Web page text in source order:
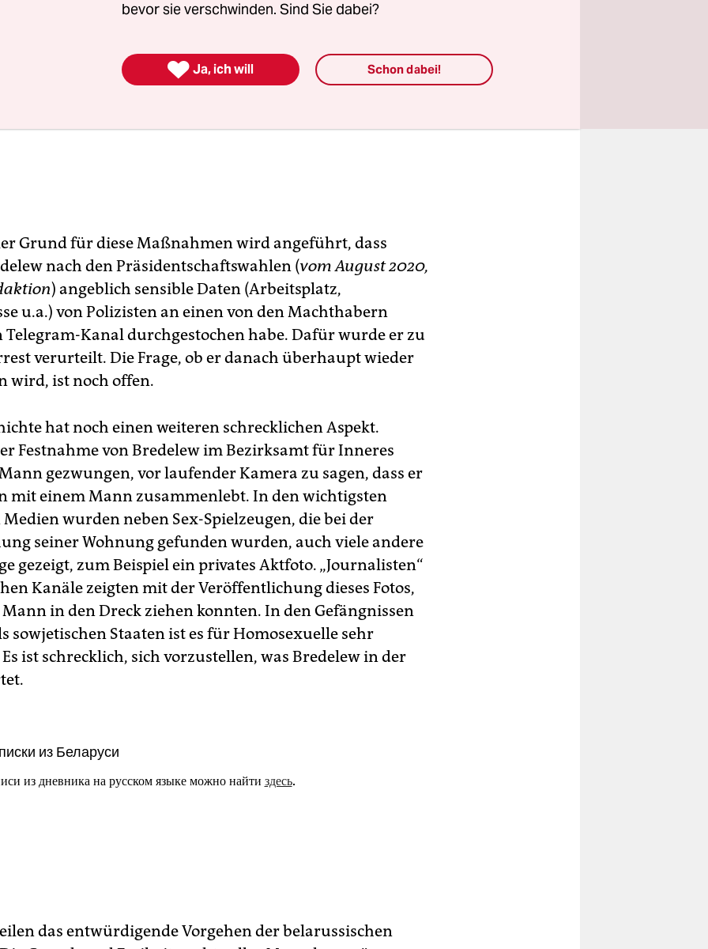
alt, lebt in Minsk und arbeitet bei dem Portal AgroTimes.by.
Grund für diese Maßnahmen wird angeführt, dass
nach den Präsidentschaftswahlen (vom August 2020,
) angeblich sensible Daten (Arbeitsplatz,
u.a.) von Polizisten an einen von den Machthabern
Telegram-Kanal durchgestochen habe. Dafür wurde er zu
verurteilt. Die Frage, ob er danach überhaupt wieder
wird, ist noch offen.
hat noch einen weiteren schrecklichen Aspekt.
Festnahme von Bredelew im Bezirksamt für Inneres
gezwungen, vor laufender Kamera zu sagen, dass er
mit einem Mann zusammenlebt. In den wichtigsten
wurden neben Sex-Spielzeugen, die bei der
seiner Wohnung gefunden wurden, auch viele andere
gezeigt, zum Beispiel ein privates Aktfoto. „Journalisten“
Kanäle zeigten mit der Veröffentlichung dieses Fotos,
Mann in den Dreck ziehen konnten. In den Gefängnissen
sowjetischen Staaten ist es für Homosexuelle sehr
ist schrecklich, sich vorzustellen, was Bredelew in der
из Беларуси
из дневника на русском языке можно найти здесь.
das entwürdigende Vorgehen der belarussischen
bevor sie verschwinden. Sind Sie dabei?
 Ja, ich will Schon dabei!